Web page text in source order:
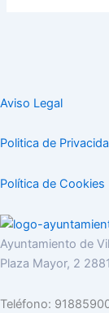
Aviso Legal
Politica de
Política de Cookies
Ayuntamiento de
Plaza Mayor, 2
Teléfono: